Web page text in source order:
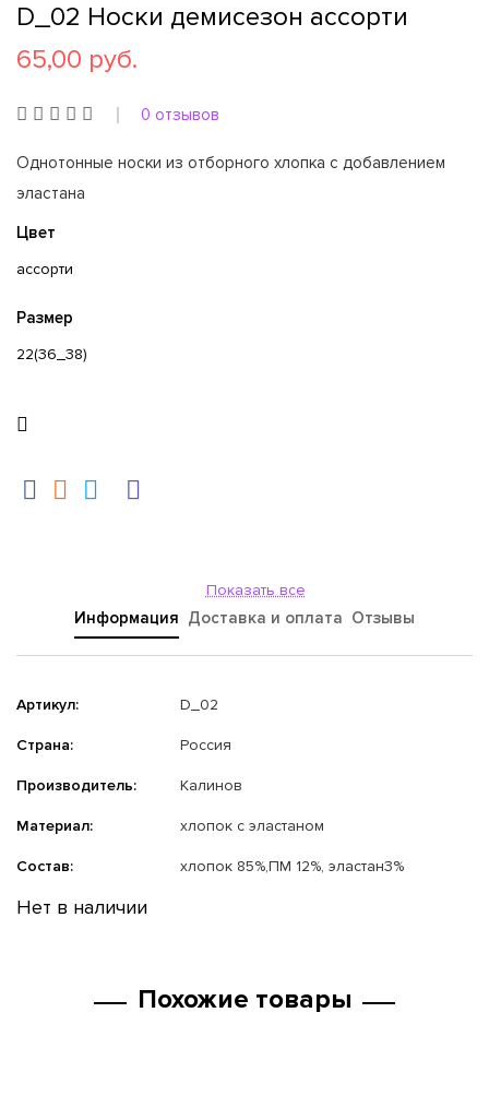
D_02 Носки демисезон ассорти
65,00 руб.
0 отзывов
Однотонные носки из отборного хлопка с добавлением
эластана
Цвет
ассорти
Размер
22(36_38)
Показать все
Информация Доставка и оплата Отзывы
Артикул: D_02
Страна: Россия
Производитель: Калинов
Материал: хлопок с эластаном
Состав: хлопок 85%,ПМ 12%, эластан3%
Нет в наличии
Похожие товары